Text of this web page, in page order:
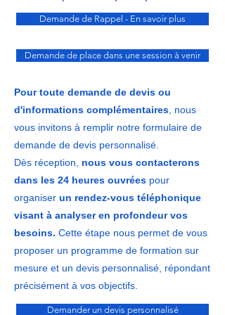
réalisés.
directement au formulaire ci-
Demande de Rappel - En savoir plus
Demande de place dans une session à venir
Pour toute demande de devis ou
d'informations complémentaires , nous
vous invitons à remplir notre formulaire de
demande de devis personnalisé.
Dès réception, nous vous contacterons
dans les 24 heures ouvrées pour
organiser un rendez-vous téléphonique
visant à analyser en profondeur vos
besoins. Cette étape nous permet de vous
proposer un programme de formation sur
mesure et un devis personnalisé, répondant
précisément à vos objectifs.
Demander un devis personnalisé